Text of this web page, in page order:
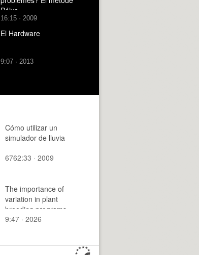
Pólya
16:15 · 2009
El Hardware
9:07 · 2013
Cómo utilizar un
simulador de lluvia
6762:33 · 2009
The importance of
variation in plant
breeding programs
9:47 · 2026